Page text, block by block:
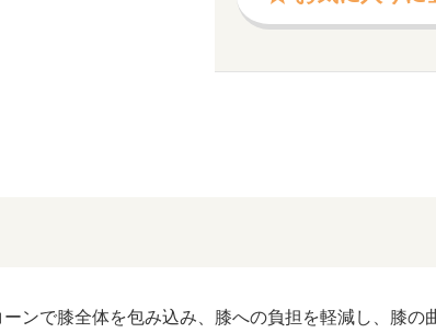
ンで膝全体を包み込み、膝への負担を軽減し、膝